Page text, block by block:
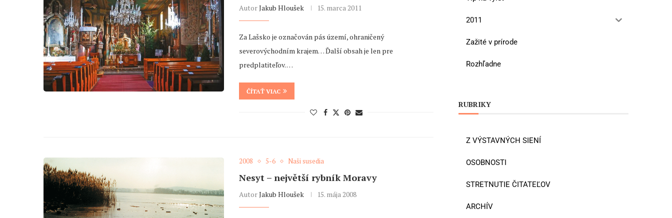
AutorJakub Hloušek 15. marca 2011
Za Lašsko je označován pás území, ohraničený
severovýchodním krajem… Ďalší obsah je len pre
predplatiteľov. …
ČÍTAŤ VIAC
2008 5-6 Naši susedia
Nesyt – největší rybník Moravy
AutorJakub Hloušek 15. mája 2008
2011
Zažité v prírode
Rozhľadne
RUBRIKY
Z VÝSTAVNÝCH SIENÍ
OSOBNOSTI
STRETNUTIE ČITATEĽOV
ARCHÍV